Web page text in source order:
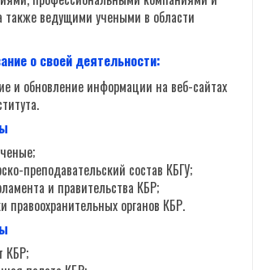
также ведущими учеными в области
о своей деятельности:
и обновление информации на веб-сайтах
преподавательский состав КБГУ;
и правительства КБР;
правоохранительных органов КБР.
КБР;